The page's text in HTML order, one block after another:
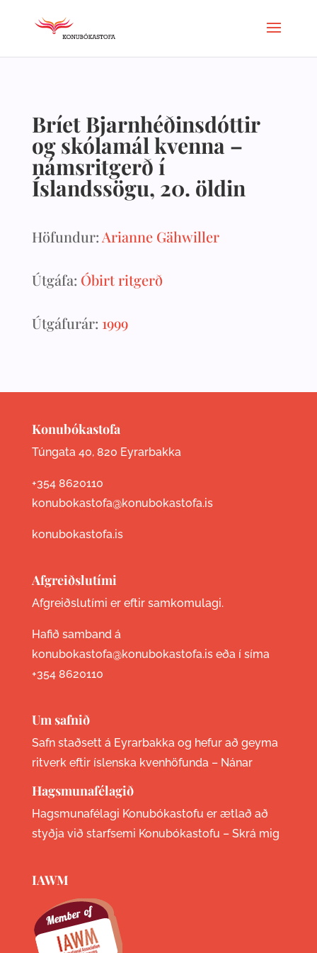
Bríet Bjarnhéðinsdóttir
og skólamál kvenna –
námsritgerð í
Íslandssögu, 20. öldin
Höfundur: Arianne Gähwiller
Útgáfa: Óbirt ritgerð
Útgáfurár: 1999
Konubókastofa
Túngata 40, 820 Eyrarbakka
+354 8620110
konubokastofa@konubokastofa.is
konubokastofa.is
Afgreiðslutími
Afgreiðslutími er eftir samkomulagi.
Hafið samband á
konubokastofa@konubokastofa.is eða í síma
+354 8620110
Um safnið
Safn staðsett á Eyrarbakka og hefur að geyma
ritverk eftir íslenska kvenhöfunda – Nánar
Hagsmunafélagið
Hagsmunafélagi Konubókastofu er ætlað að
styðja við starfsemi Konubókastofu – Skrá mig
IAWM